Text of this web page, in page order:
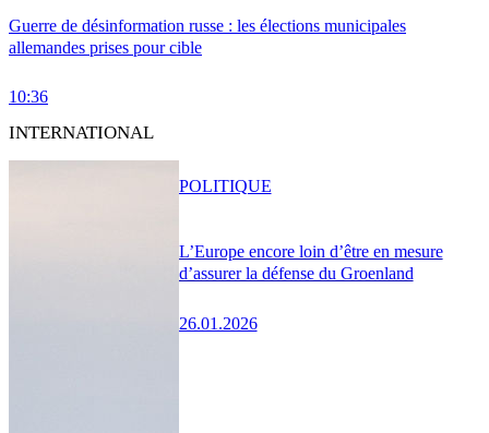
Guerre de désinformation russe : les élections municipales
allemandes prises pour cible
10:36
INTERNATIONAL
L’Europe encore loin d’être en mesure
d’assurer la défense du Groenland
26.01.2026
POLITIQUE